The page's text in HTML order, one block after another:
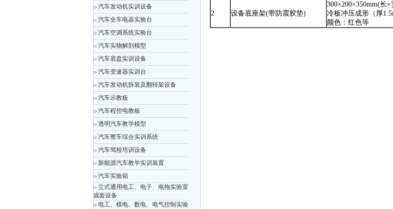
汽车发动机实训设备
汽车全车电器实验台
汽车空调系统实验台
汽车实物解剖模型
汽车底盘实训设备
汽车变速器实训台
汽车发动机拆装及翻转架设备
汽车示教板
汽车程控电教板
透明汽车教学模型
汽车整车综合实训系统
汽车驾校培训设备
新能源汽车教学实训装置
汽车实验箱
立式通用电工、电子、电拖实验室
成套设备
电工、模电、数电、电气控制实验
2 设备底座架(带防震胶垫)
300×200×350mm(长×
冷板冲压成形（厚
颜色：红色等